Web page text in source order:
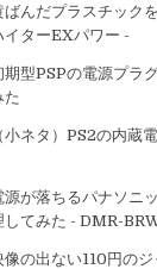
ばんだプラスチック
イターEXパワー -
期型PSPの電源プラ
た
小ネタ）PS2の内蔵
源が落ちるパナソニ
してみた - DMR-
像の出ない110円の